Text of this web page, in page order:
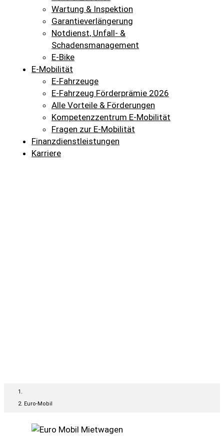
Wartung & Inspektion
Garantieverlängerung
Notdienst, Unfall- &
Schadensmanagement
E-Bike
E-Mobilität
E-Fahrzeuge
E-Fahrzeug Förderprämie 2026
Alle Vorteile & Förderungen
Kompetenzzentrum E-Mobilität
Fragen zur E-Mobilität
Finanzdienstleistungen
Karriere
Euro-Mobil